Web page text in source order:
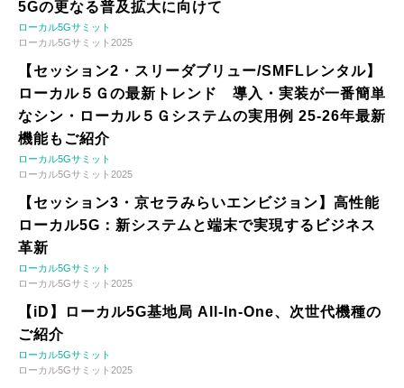
5Gの更なる普及拡大に向けて
ローカル5Gサミット
ローカル5Gサミット2025
【セッション2・スリーダブリュー/SMFLレンタル】
ローカル５Ｇの最新トレンド 導入・実装が一番簡単
なシン・ローカル５Ｇシステムの実用例 25-26年最新
機能もご紹介
ローカル5Gサミット
ローカル5Gサミット2025
【セッション3・京セラみらいエンビジョン】高性能
ローカル5G：新システムと端末で実現するビジネス
革新
ローカル5Gサミット
ローカル5Gサミット2025
【iD】ローカル5G基地局 All-In-One、次世代機種の
ご紹介
ローカル5Gサミット
ローカル5Gサミット2025